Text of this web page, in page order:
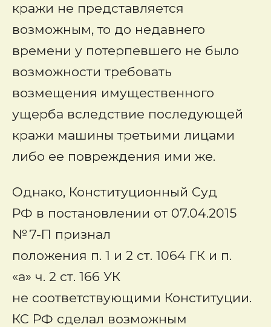
кражи не представляется
возможным, то до недавнего
времени у потерпевшего не было
возможности требовать
возмещения имущественного
ущерба вследствие последующей
кражи машины третьими лицами
либо ее повреждения ими же.
Однако, Конституционный Суд
РФ в постановлении от 07.04.2015
№ 7-П признал
положения п. 1 и 2 ст. 1064 ГК и п.
«а» ч. 2 ст. 166 УК
не соответствующими Конституции.
КС РФ сделал возможным